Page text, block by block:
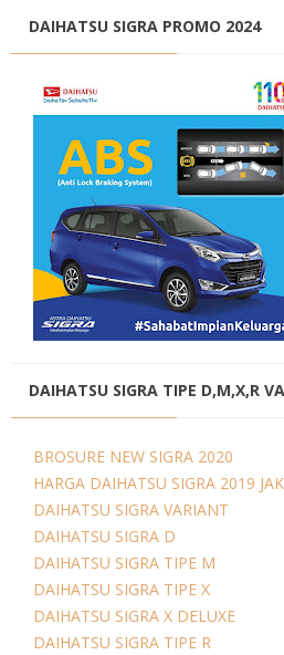
DAIHATSU SIGRA PROMO 2024
DAIHATSU SIGRA TIPE D,M,X,R
BROSURE NEW SIGRA 2020
HARGA DAIHATSU SIGRA 2019
DAIHATSU SIGRA VARIANT
DAIHATSU SIGRA D
DAIHATSU SIGRA TIPE M
DAIHATSU SIGRA TIPE X
DAIHATSU SIGRA X DELUXE
DAIHATSU SIGRA TIPE R